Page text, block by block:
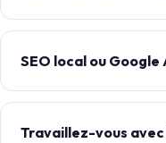
SEO local ou Google
Travaillez-vous